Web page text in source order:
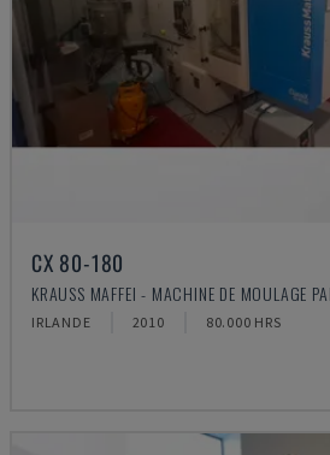
CX 80-180
KRAUSS MAFFEI - MACHINE DE MOULAGE
IRLANDE 2010 80.000 HRS